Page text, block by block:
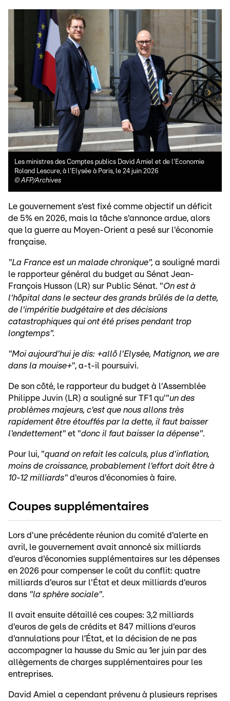
Les ministres des Comptes publics David Amiel et de l'Economie
Roland Lescure, à l'Elysée à Paris, le 24 juin 2026
©AFP/Archives
Le gouvernement s'est fixé comme objectif un déficit
de 5% en 2026, mais la tâche s'annonce ardue, alors
que la guerre au Moyen-Orient a pesé sur l'économie
française.
"La France est un malade chronique", a souligné mardi
le rapporteur général du budget au Sénat Jean-
François Husson (LR) sur Public Sénat. "On est à
l'hôpital dans le secteur des grands brûlés de la dette,
de l'impéritie budgétaire et des décisions
catastrophiques qui ont été prises pendant trop
longtemps".
"Moi aujourd'hui je dis: +allô l'Elysée, Matignon, we are
dans la mouise+", a-t-il poursuivi.
De son côté, le rapporteur du budget à l'Assemblée
Philippe Juvin (LR) a souligné sur TF1 qu'"un des
problèmes majeurs, c'est que nous allons très
rapidement être étouffés par la dette, il faut baisser
l'endettement" et "donc il faut baisser la dépense".
Pour lui, "quand on refait les calculs, plus d'inflation,
moins de croissance, probablement l'effort doit être à
10-12 milliards" d'euros d'économies à faire.
Coupes supplémentaires
Lors d'une précédente réunion du comité d'alerte en
avril, le gouvernement avait annoncé six milliards
d'euros d'économies supplémentaires sur les dépenses
en 2026 pour compenser le coût du conflit: quatre
milliards d'euros sur l'État et deux milliards d'euros
dans "la sphère sociale".
Il avait ensuite détaillé ces coupes: 3,2 milliards
d'euros de gels de crédits et 847 millions d'euros
d'annulations pour l’État, et la décision de ne pas
accompagner la hausse du Smic au 1er juin par des
allègements de charges supplémentaires pour les
entreprises.
David Amiel a cependant prévenu à plusieurs reprises